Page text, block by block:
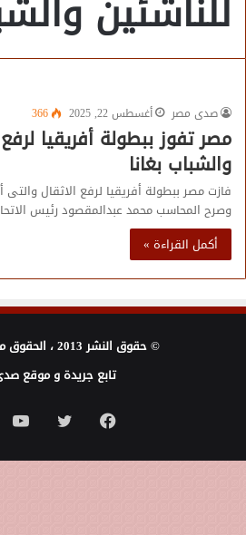
صدى مصر
أغسطس 22, 2025 366
مصر تفوز ببطولة أفريقيا
والشباب بغانا
فازت مصر ببطولة أفريقيا لرفع الاثقال والتى
وصرح المحاسب محمد عبدالمقصود رئيس
أكمل القراءة »
© حقوق النشر 2013 ، الحقوق محفوظة |
تابع جريدة و موقع
فيسبوك تويتر